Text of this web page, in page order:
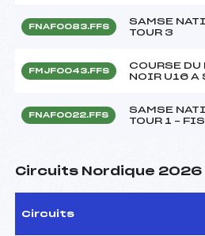
FNAF0083.FFS
SAMSE
TOUR 3
FMJF0043.FFS
COURSE DU
NOIR U16 A
FNAF0022.FFS
SAMSE
TOUR 1 – FIS
Circuits Nordique 2026
Circuits